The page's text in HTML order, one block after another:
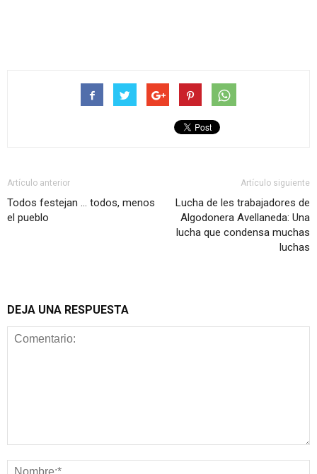
Artículo anterior
Todos festejan … todos, menos
el pueblo
Artículo siguiente
Lucha de les trabajadores de
Algodonera Avellaneda: Una
lucha que condensa muchas
luchas
DEJA UNA RESPUESTA